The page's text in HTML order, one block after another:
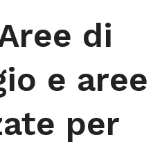
di
e aree
per